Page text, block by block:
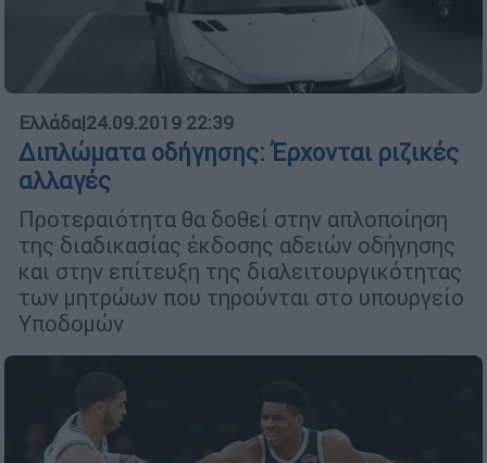
Ελλάδα|24.09.2019 22:39
Διπλώματα οδήγησης: Έρχονται ριζικές
αλλαγές
Προτεραιότητα θα δοθεί στην απλοποίηση
της διαδικασίας έκδοσης αδειών οδήγησης
και στην επίτευξη της διαλειτουργικότητας
των μητρώων που τηρούνται στο υπουργείο
Υποδομών